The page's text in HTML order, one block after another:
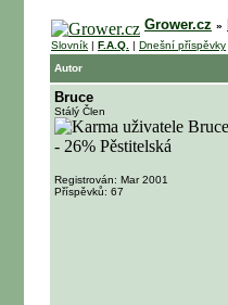
Grower.cz »
Slovník | F.A.Q. | Dnešní příspěvky
Autor
Bruce
Stálý Člen
Registrován: Mar 2001
Příspěvků: 67